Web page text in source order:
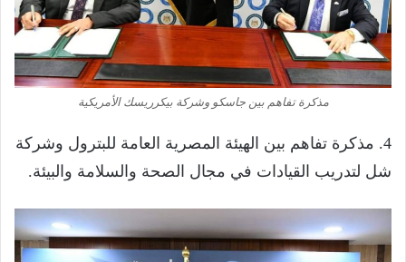
مذكرة تفاهم بين جاسكو وشركة بيكرريسك الأمريكية
4. مذكرة تفاهم بين الهيئة المصرية العامة للبترول وشركة
شل لتدريب القيادات في مجال الصحة والسلامة والبيئة.